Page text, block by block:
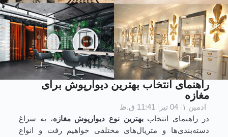
راهنمای انتخاب بهترین دیوارپوش برای
مغازه
ادمین ۱ 04 تیر 11:41 ق.ظ
در راهنمای انتخاببهترین نوع دیوارپوش مغازه، به سراغ
دسته‌بندی‌ها و متریال‌های مختلفی خواهیم رفت و انواع